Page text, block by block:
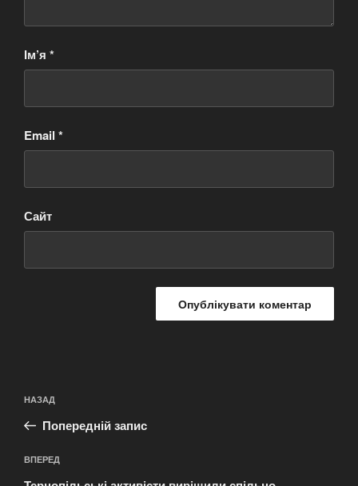
Ім’я *
Email *
Сайт
записів
Попередній
запис:
НАЗАД
Попередній запис
Наступний
запис
ВПЕРЕД